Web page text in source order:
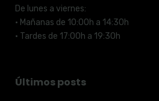
De lunes a viernes:
· Mañanas de 10:00h a 14:30h
· Tardes de 17:00h a 19:30h
Últimos posts